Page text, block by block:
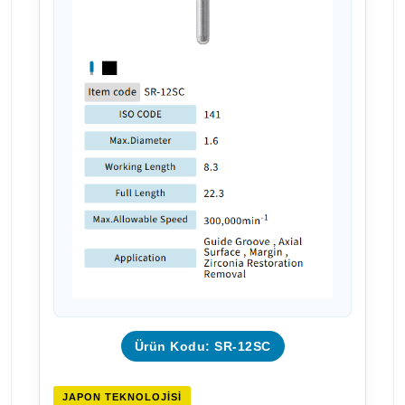
Ürün Kodu: SR-12SC
JAPON TEKNOLOJISI